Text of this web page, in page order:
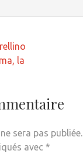
la
sera pas publiée.
avec *